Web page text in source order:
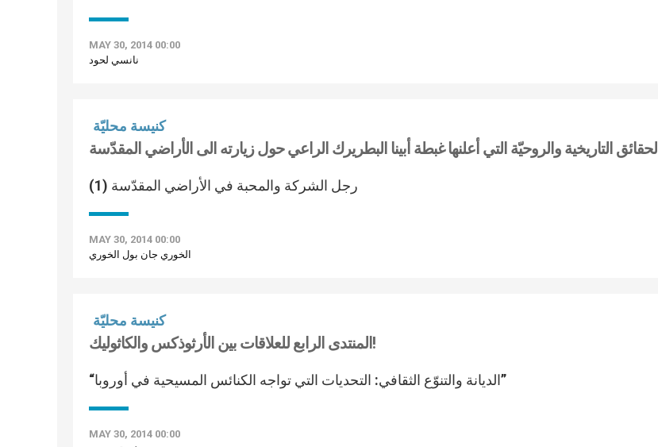
MAY 30, 2014 00:00
نانسي لحود
كنيسة محليّة
الحقائق التاريخية والروحيّة التي أعلنها غبطة أبينا البطريرك الراعي حول زيارته الى الأراضي المقدّسة
رجل الشركة والمحبة في الأراضي المقدّسة (1)
MAY 30, 2014 00:00
الخوري جان بول الخوري
كنيسة محليّة
المنتدى الرابع للعلاقات بين الأرثوذكس والكاثوليك!
“الديانة والتنوّع الثقافي: التحديات التي تواجه الكنائس المسيحية في أوروبا”
MAY 30, 2014 00:00